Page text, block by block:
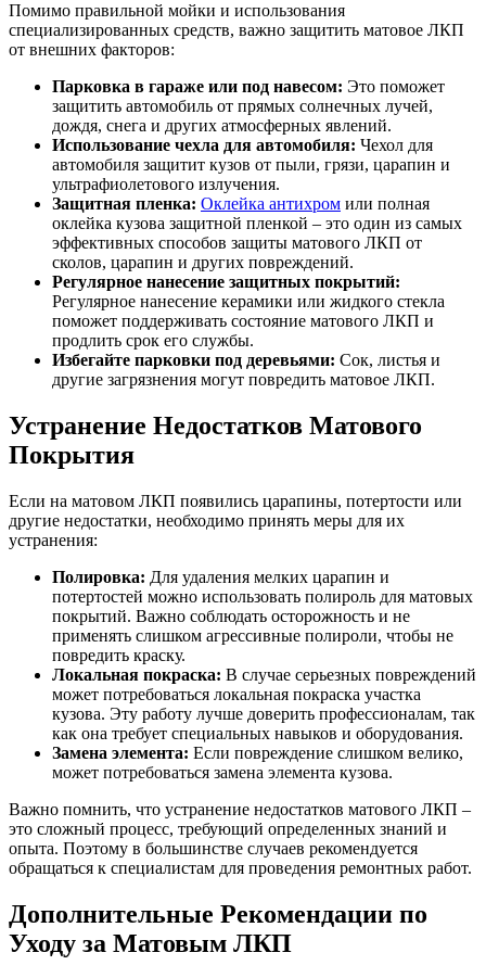
Помимо правильной мойки и использования
специализированных средств, важно защитить матовое ЛКП
от внешних факторов:
Парковка в гараже или под навесом: Это поможет
защитить автомобиль от прямых солнечных лучей,
дождя, снега и других атмосферных явлений.
Использование чехла для автомобиля: Чехол для
автомобиля защитит кузов от пыли, грязи, царапин и
ультрафиолетового излучения.
Защитная пленка: Оклейка антихром или полная
оклейка кузова защитной пленкой – это один из самых
эффективных способов защиты матового ЛКП от
сколов, царапин и других повреждений.
Регулярное нанесение защитных покрытий:
Регулярное нанесение керамики или жидкого стекла
поможет поддерживать состояние матового ЛКП и
продлить срок его службы.
Избегайте парковки под деревьями: Сок, листья и
другие загрязнения могут повредить матовое ЛКП.
Устранение Недостатков Матового
Покрытия
Если на матовом ЛКП появились царапины, потертости или
другие недостатки, необходимо принять меры для их
устранения:
Полировка: Для удаления мелких царапин и
потертостей можно использовать полироль для матовых
покрытий. Важно соблюдать осторожность и не
применять слишком агрессивные полироли, чтобы не
повредить краску.
Локальная покраска: В случае серьезных повреждений
может потребоваться локальная покраска участка
кузова. Эту работу лучше доверить профессионалам, так
как она требует специальных навыков и оборудования.
Замена элемента: Если повреждение слишком велико,
может потребоваться замена элемента кузова.
Важно помнить, что устранение недостатков матового ЛКП –
это сложный процесс, требующий определенных знаний и
опыта. Поэтому в большинстве случаев рекомендуется
обращаться к специалистам для проведения ремонтных работ.
Дополнительные Рекомендации по
Уходу за Матовым ЛКП